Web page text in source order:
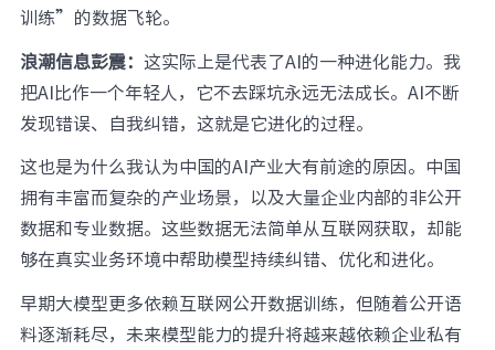
训练”的数据飞轮。
浪潮信息彭震： 这实际上是代表了AI的一种进化能力。我
把AI比作一个年轻人，它不去踩坑永远无法成长。AI不断
发现错误、自我纠错，这就是它进化的过程。
这也是为什么我认为中国的AI产业大有前途的原因。中国
拥有丰富而复杂的产业场景，以及大量企业内部的非公开
数据和专业数据。这些数据无法简单从互联网获取，却能
够在真实业务环境中帮助模型持续纠错、优化和进化。
早期大模型更多依赖互联网公开数据训练，但随着公开语
料逐渐耗尽，未来模型能力的提升将越来越依赖企业私有